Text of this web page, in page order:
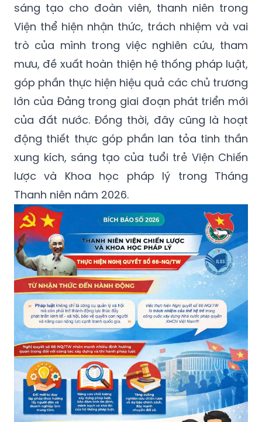
sáng tạo cho đoàn viên, thanh niên trong
Viện thể hiện nhận thức, trách nhiệm và vai
trò của mình trong việc nghiên cứu, tham
mưu, đề xuất hoàn thiện hệ thống pháp luật,
góp phần thực hiện hiệu quả các chủ trương
lớn của Đảng trong giai đoạn phát triển mới
của đất nước. Đồng thời, đây cũng là hoạt
động thiết thực góp phần lan tỏa tinh thần
xung kích, sáng tạo của tuổi trẻ Viện Chiến
lược và Khoa học pháp lý trong Tháng
Thanh niên năm 2026.